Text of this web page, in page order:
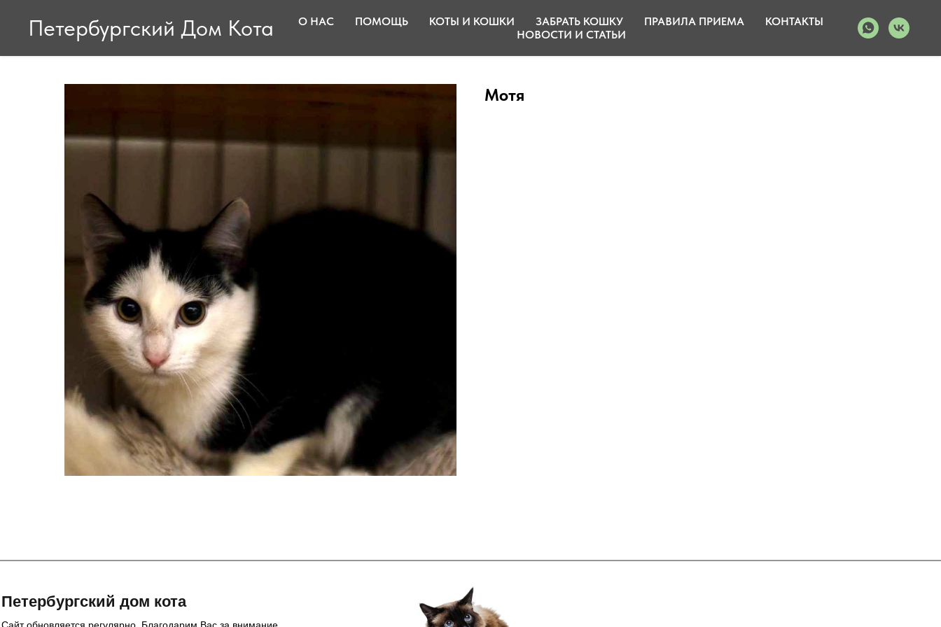
Петербургский Дом Кота О НАС ПОМОЩЬ КОТЫ И КОШКИ ЗАБРАТЬ КОШКУ ПРАВИЛА ПРИЕМА
КОНТАКТЫ
НОВОСТИ И СТАТЬИ
Мотя
Петербургский дом кота